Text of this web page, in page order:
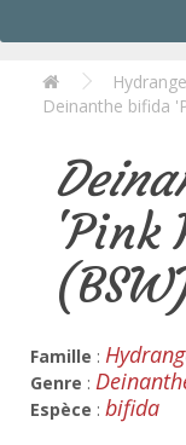
Deinanthe bifida
'Pink
Famille :
Genre :
Espèce : bifida